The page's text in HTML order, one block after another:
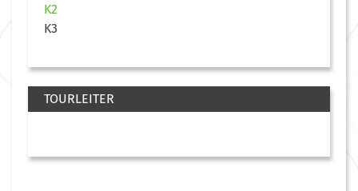
K2
K3
TOURLEITER